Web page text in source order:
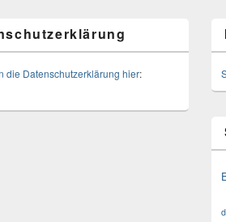
die Datenschutzerklärung hier: